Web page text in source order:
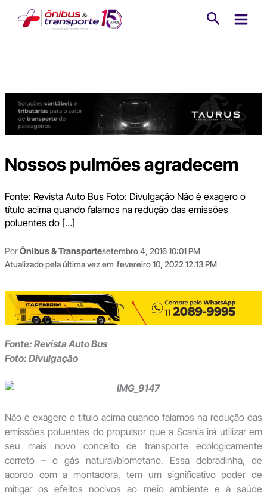
Nossos pulmões agradecem
Fonte: Revista Auto Bus Foto: Divulgação Não é exagero o
título acima quando falamos na redução das emissões
poluentes do […]
PorÔnibus & Transportesetembro 4, 2016 10:01 PM
Atualizado pela última vez em fevereiro 10, 2022 12:13 PM
Fonte: Revista Auto Bus
Foto: Divulgação
Não é exagero o título acima quando falamos na redução das
emissões poluentes do propulsor que a Scania irá utilizar em
seu mais novo conceito de transporte ecologicamente
correto – o gás natural/biometano. Essa dobradinha, de
acordo com a montadora, tem um significativo poder de
mitigar os efeitos nocivos ao meio ambiente e à saúde